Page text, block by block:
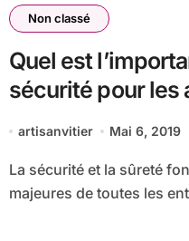
Non classé
Quel est
sécurité pour les
commerciales?
artisanvitier Mai 6, 2019
La sécurité et la sûreté font partie des préoccupations
majeures de toutes les